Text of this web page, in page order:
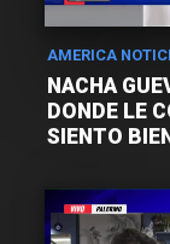
AMERICA
NACHA
DONDE LE
SIENTO